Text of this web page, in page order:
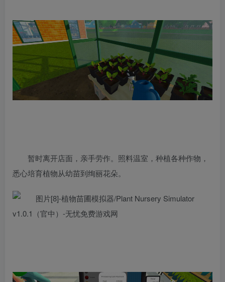
暂时离开店面，亲手劳作。照料温室，种植各种作物，
悉心培育植物从幼苗到绚丽花朵。